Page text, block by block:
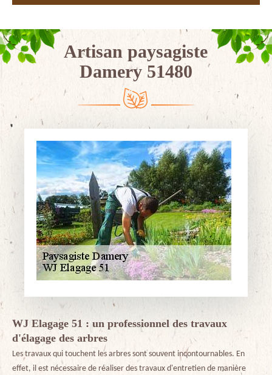
Artisan paysagiste
Damery 51480
WJ Elagage 51 : un professionnel des travaux
d'élagage des arbres
Les travaux qui touchent les arbres sont souvent incontournables. En
effet, il est nécessaire de réaliser des travaux d'entretien de manière